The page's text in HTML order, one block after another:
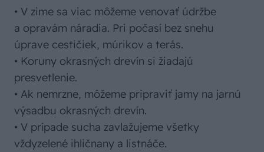
• V zime sa viac môžeme venovať údržbe
a opravám náradia. Pri počasí bez snehu
úprave cestičiek, múrikov a terás.
• Koruny okrasných drevín si žiadajú
presvetlenie.
• Ak nemrzne, môžeme pripraviť jamy na jarnú
výsadbu okrasných drevín.
• V prípade sucha zavlažujeme všetky
vždyzelené ihličnany a listnáče.